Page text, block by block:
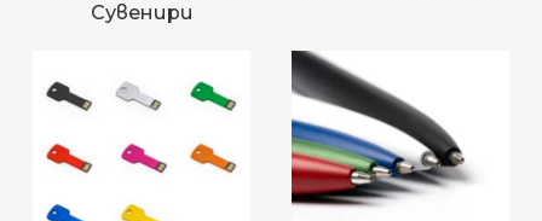
Сувенири